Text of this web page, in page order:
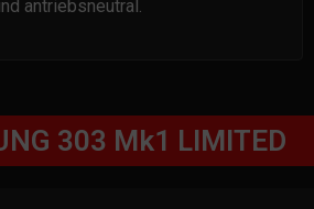
antriebsneutral.
303 Mk1 LIMITED